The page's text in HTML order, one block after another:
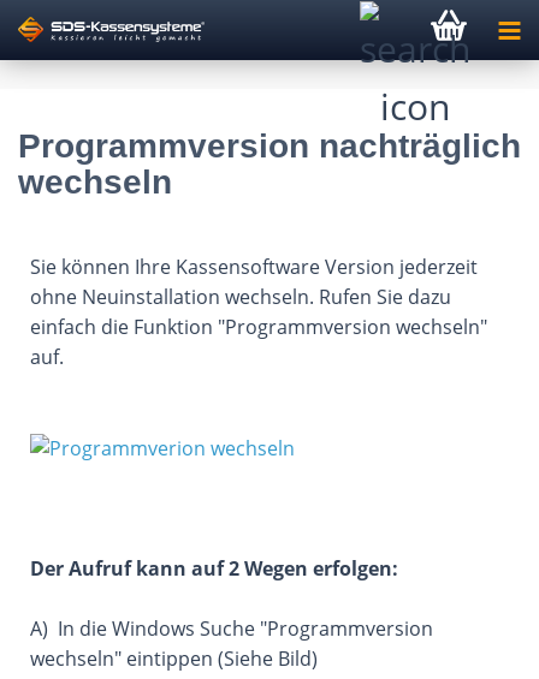
Programmversion nachträglich
wechseln
Sie können Ihre Kassensoftware Version jederzeit
ohne Neuinstallation wechseln. Rufen Sie dazu
einfach die Funktion "Programmversion wechseln"
auf.
Der Aufruf kann auf 2 Wegen erfolgen:
A) In die Windows Suche "Programmversion
wechseln" eintippen (Siehe Bild)